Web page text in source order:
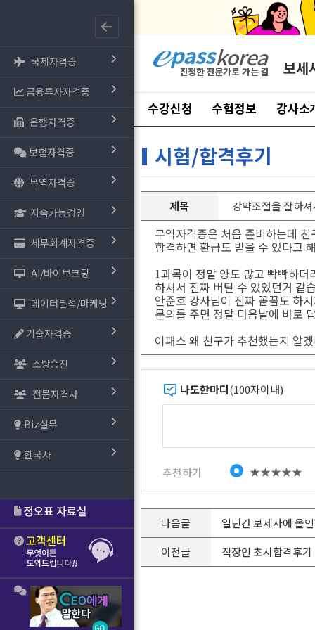
국제자격증
금융투자자격증
은행자격증
보험자격증
무역자격증
지속가능경영
세무회계자격증
AI/바이브코딩
데이터분석/마케팅
기술자격증
소방승진
전문자격사
Biz실무
한국사
보세
수강신청 수험정보 강사소
시험/합격후기
제목 강약조절을 잘하
무역자격증은 처음 준비하는데
합격하면 환급도 받을 수 있다고
1과목이 정말 양도 많고 빡빡하
하셔서 진짜 버틸 수 있었던거 같
안준호 강사님이 진짜 꼼꼼도 하
문의를 주면 정말 다음날에 바로
이패스 왜 친구가 추천했는지 알
나도한마디(100자이내)
추천하기 ★★★★★
다음글
일년간 보세사에 올
이전글
직장인 초시합격후기